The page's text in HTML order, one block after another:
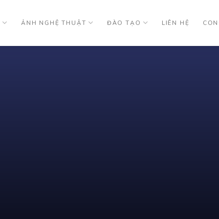
ẢNH NGHỆ THUẬT ĐÀO TẠO LIÊN HỆ